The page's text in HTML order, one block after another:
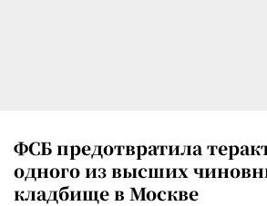
ФСБ предотвратила
одного из высших
кладбище в Москве